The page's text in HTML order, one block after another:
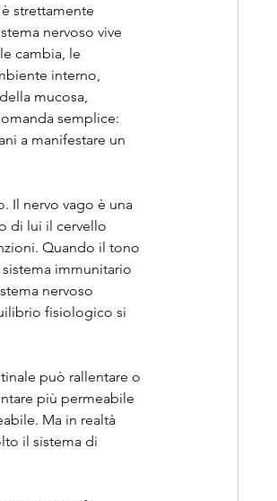
strettamente
nervoso vive
cambia, le
interno,
mucosa,
semplice:
a manifestare un
Il nervo vago è una
di lui il cervello
Quando il tono
immunitario
nervoso
fisiologico si
può rallentare o
più permeabile
Ma in realtà
il sistema di